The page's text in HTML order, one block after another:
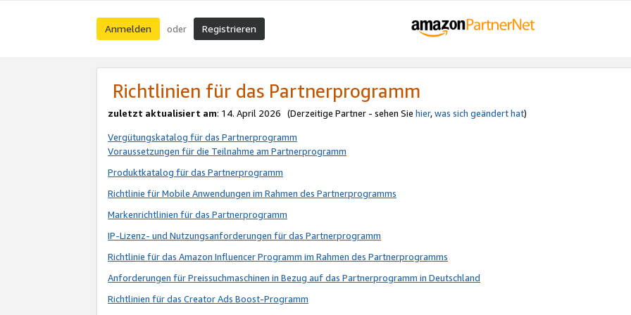
Anmelden oder Registrieren
Richtlinien für das Partnerprogramm
zuletzt aktualisiert am: 14. April 2026 (Derzeitige Partner - sehen Sie hier,was sich geändert hat)
Vergütungskatalog für das Partnerprogramm
Voraussetzungen für die Teilnahme am Partnerprogramm
Produktkatalog für das Partnerprogramm
Richtlinie für Mobile Anwendungen im Rahmen des Partnerprogramms
Markenrichtlinien für das Partnerprogramm
IP-Lizenz- und Nutzungsanforderungen für das Partnerprogramm
Richtlinie für das Amazon Influencer Programm im Rahmen des Partnerprogramms
Anforderungen für Preissuchmaschinen in Bezug auf das Partnerprogramm in Deutschland
Richtlinien für das Creator Ads Boost-Programm